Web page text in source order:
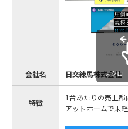
会社名 日交練馬株式会社
特徴
1台あたりの売上都
アットホームで未
スクロ